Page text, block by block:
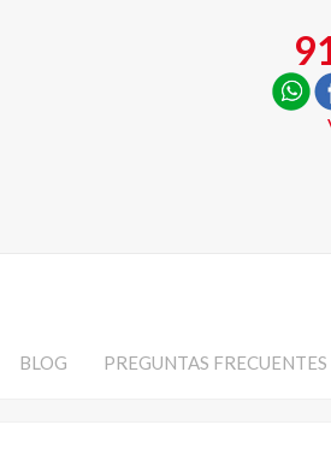
BLOG PREGUNTAS FRECUENTES